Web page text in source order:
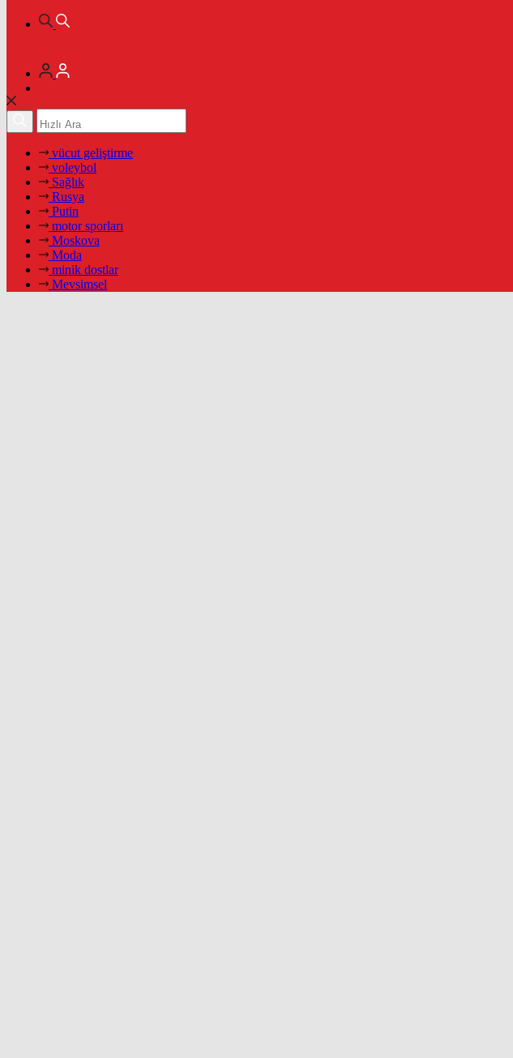
vücut geliştirme
voleybol
Sağlık
Rusya
Putin
motor sporları
Moskova
Moda
minik dostlar
Mevsimsel